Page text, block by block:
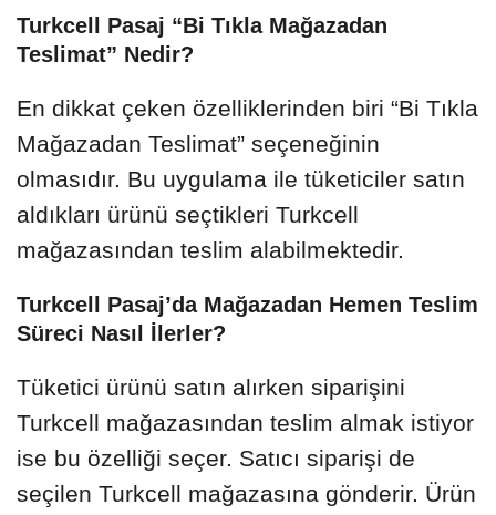
Turkcell Pasaj “Bi Tıkla Mağazadan
Teslimat” Nedir?
En dikkat çeken özelliklerinden biri “Bi Tıkla
Mağazadan Teslimat” seçeneğinin
olmasıdır. Bu uygulama ile tüketiciler satın
aldıkları ürünü seçtikleri Turkcell
mağazasından teslim alabilmektedir.
Turkcell Pasaj’da Mağazadan Hemen Teslim
Süreci Nasıl İlerler?
Tüketici ürünü satın alırken siparişini
Turkcell mağazasından teslim almak istiyor
ise bu özelliği seçer. Satıcı siparişi de
seçilen Turkcell mağazasına gönderir. Ürün